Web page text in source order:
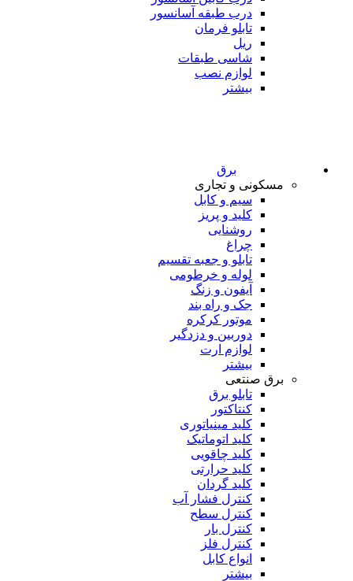
درب طبقه آسانسور
تابلو فرمان
ریل
شاسی طبقات
لوازم نصب
بیشتر
برق
مسکونی و تجاری
سیم و کابل
کلید و پریز
روشنایی
چراغ
تابلو و جعبه تقسیم
لوله و خرطومی
آیفون و زنگ
جک و راه بند
موتور کرکره
دوربین و دزدگیر
لوازم ارت
بیشتر
برق صنتعی
تابلو برق
کنتاکتور
کلید مینیاتوری
کلید اتوماتیک
کلید چاقویی
کلید حرارتی
کلید گردان
کنترل فشار آب
کنترل سطح
کنترل بار
کنترل فلز
انواع کابل
بیشتر